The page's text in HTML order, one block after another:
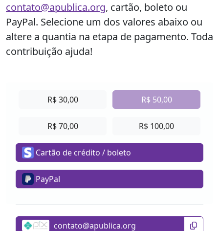
contato@apublica.org, cartão, boleto ou
PayPal. Selecione um dos valores abaixo ou
altere a quantia na etapa de pagamento. Toda
contribuição ajuda!
R$ 30,00 R$ 50,00
R$ 70,00 R$ 100,00
Cartão de crédito / boleto
PayPal